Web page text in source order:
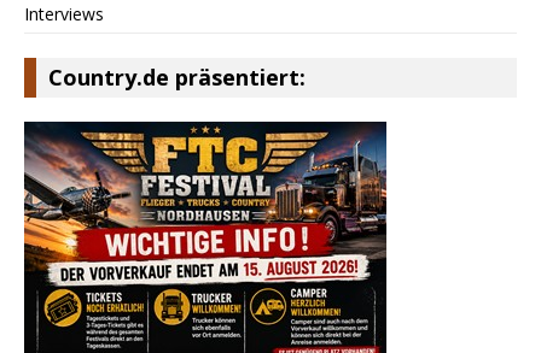
Interviews
Country.de präsentiert: